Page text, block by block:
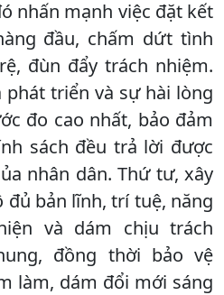
nhấn mạnh việc đặt kết
đầu, chấm dứt tình
đùn đẩy trách nhiệm.
phát triển và sự hài lòng
đo cao nhất, bảo đảm
sách đều trả lời được
nhân dân. Thứ tư, xây
đủ bản lĩnh, trí tuệ, năng
và dám chịu trách
đồng thời bảo vệ
làm, dám đổi mới sáng